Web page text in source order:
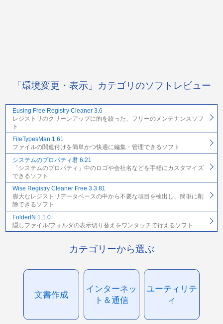
「環境変更・表示」カテゴリのソフトレビュー
Eusing Free Registry Cleaner 3.6
レジストリのクリーンアップに的を絞った、フリーのメンテナンスソフ
ト
FileTypesMan 1.61
ファイルの関連付けを簡単かつ快適に編集・管理できるソフト
システムのプロパティ君 6.21
「システムのプロパティ」中のロゴや会社名などを手軽にカスタマイズ
できるソフト
Wise Registry Cleaner Free 3 3.81
膨大なレジストリデータベースの中から不要な項目を検出し、簡単に削
除できるソフト
FolderIN 1.1.0
隠しファイル/フォルダの表示切り替えをワンタッチで行えるソフト
カテゴリーから選ぶ
文書作成
インターネッ
ト＆通信
ユーティリテ
ィ